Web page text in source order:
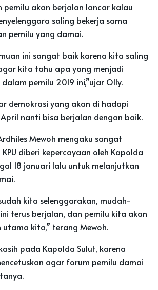
pemilu akan berjalan lancar kalau
saling bekerja sama
pemilu yang damai.
ini sangat baik karena kita saling
kita tahu apa yang menjadi
pemilu 2019 ini,”ujar Olly.
demokrasi yang akan di hadapi
nanti bisa berjalan dengan baik.
Mewoh mengaku sangat
diberi kepercayaan oleh Kapolda
18 januari lalu untuk melanjutkan
kita selenggarakan, mudah-
terus berjalan, dan pemilu kita akan
kita,” terang Mewoh.
pada Kapolda Sulut, karena
agar forum pemilu damai